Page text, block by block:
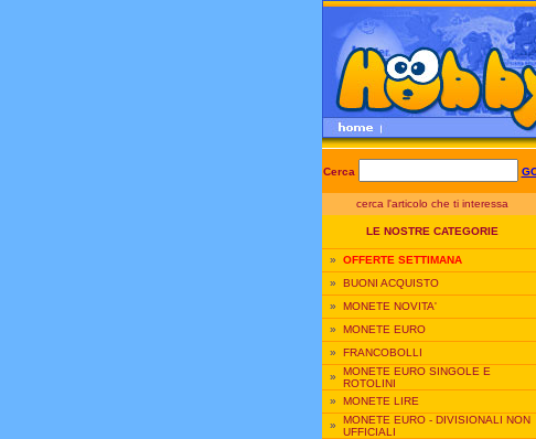
Cerca
cerca l'articolo che ti interessa
LE NOSTRE CATEGORIE
» OFFERTE SETTIMANA
» BUONI ACQUISTO
» MONETE NOVITA'
» MONETE EURO
» FRANCOBOLLI
» MONETE EURO SINGOLE E
ROTOLINI
» MONETE LIRE
» MONETE EURO - DIVISIONALI NON
UFFICIALI